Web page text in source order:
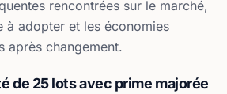
rencontrées sur le marché,
à adopter et les économies
après changement.
de 25 lots avec prime majorée